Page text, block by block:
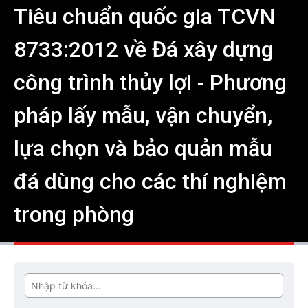
Tiêu chuẩn quốc gia TCVN
8733:2012 về Đá xây dựng
công trình thủy lợi - Phương
pháp lấy mẫu, vận chuyển,
lựa chọn và bảo quản mẫu
đá dùng cho các thí nghiệm
trong phòng
Tìm